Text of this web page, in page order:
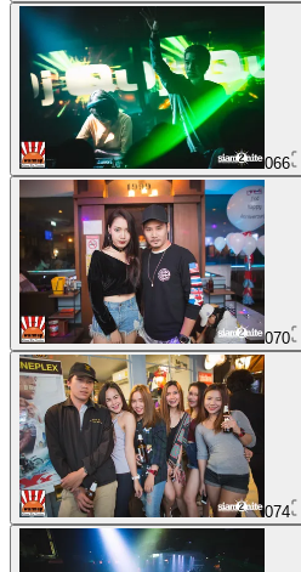
066
070
074